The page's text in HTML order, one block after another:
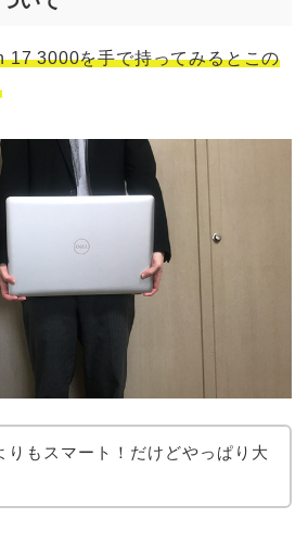
17 3000を手で持ってみるとこの
りもスマート！だけどやっぱり大